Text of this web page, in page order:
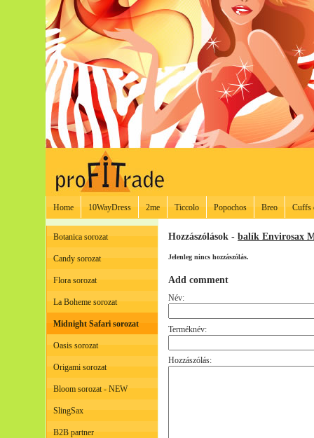
Home 10WayDress 2me Ticcolo Popochos Breo Cuffs
Botanica sorozat
Candy sorozat
Flora sorozat
La Boheme sorozat
Midnight Safari sorozat
Oasis sorozat
Origami sorozat
Bloom sorozat - NEW
SlingSax
B2B partner
Hozzászólások - balík Envirosax
Jelenleg nincs hozzászólás.
Add comment
Név:
Terméknév:
Hozzászólás: